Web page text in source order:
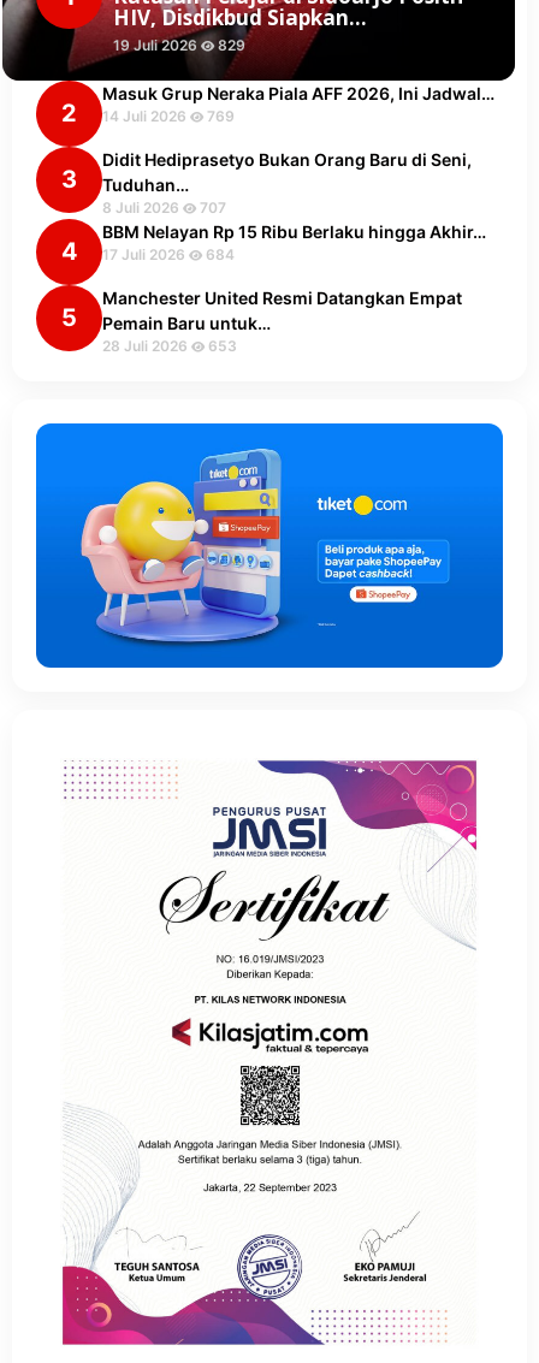
HIV, Disdikbud Siapkan…
19 Juli 2026 829
2
Masuk Grup Neraka Piala AFF 2026, Ini Jadwal…
14 Juli 2026 769
3
Didit Hediprasetyo Bukan Orang Baru di Seni,
Tuduhan…
8 Juli 2026 707
4
BBM Nelayan Rp 15 Ribu Berlaku hingga Akhir…
17 Juli 2026 684
5
Manchester United Resmi Datangkan Empat
Pemain Baru untuk…
28 Juli 2026 653